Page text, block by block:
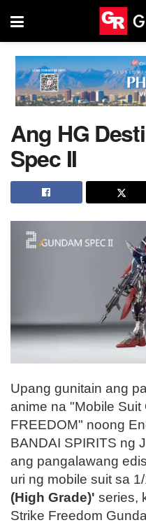
Ang HG
Spec II
Upang gunitain ang
anime na "Mobile Suit
FREEDOM" noong
BANDAI SPIRITS ng
ang pangalawang
uri ng mobile suit sa
(High Grade)' series,
Strike Freedom